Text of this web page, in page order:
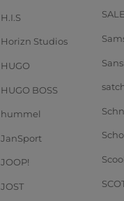
H.I.S
Horizn Studios
HUGO
HUGO BOSS
hummel
JanSport
JOOP!
JOST